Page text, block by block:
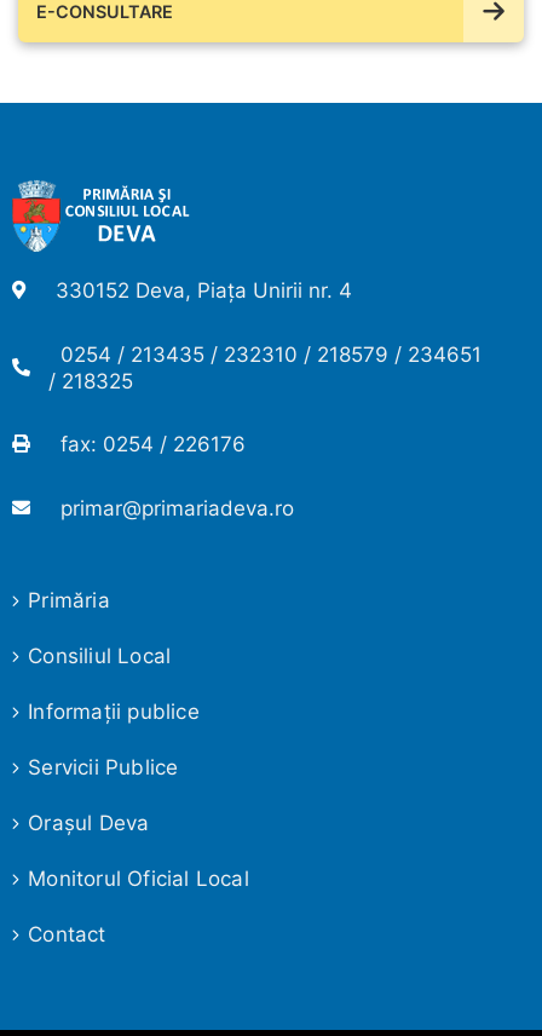
E-CONSULTARE
330152 Deva, Piața Unirii nr. 4
0254 / 213435 / 232310 / 218579 / 234651
/ 218325
fax: 0254 / 226176
primar@primariadeva.ro
Primăria
Consiliul Local
Informaţii publice
Servicii Publice
Oraşul Deva
Monitorul Oficial Local
Contact